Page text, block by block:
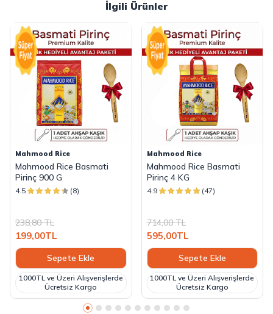
İlgili Ürünler
Mahmood Rice
Mahmood Rice Basmati
Pirinç 900 G
4.5 (8)
238,80TL
199,00TL
Sepete Ekle
1000TL ve Üzeri Alışverişlerde
Ücretsiz Kargo
Mahmood Rice
Mahmood Rice Basmati
Pirinç 4 KG
4.9 (47)
714,00TL
595,00TL
Sepete Ekle
1000TL ve Üzeri Alışverişlerde
Ücretsiz Kargo